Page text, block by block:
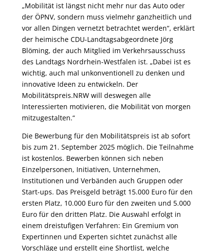
„Mobilität ist längst nicht mehr nur das Auto oder
der ÖPNV, sondern muss vielmehr ganzheitlich und
vor allen Dingen vernetzt betrachtet werden“, erklärt
der heimische CDU-Landtagsabgeordnete Jörg
Blöming, der auch Mitglied im Verkehrsausschuss
des Landtags Nordrhein-Westfalen ist. „Dabei ist es
wichtig, auch mal unkonventionell zu denken und
innovative Ideen zu entwickeln. Der
Mobilitätspreis.NRW will deswegen alle
Interessierten motivieren, die Mobilität von morgen
mitzugestalten.“
Die Bewerbung für den Mobilitätspreis ist ab sofort
bis zum 21. September 2025 möglich. Die Teilnahme
ist kostenlos. Bewerben können sich neben
Einzelpersonen, Initiativen, Unternehmen,
Institutionen und Verbänden auch Gruppen oder
Start-ups. Das Preisgeld beträgt 15.000 Euro für den
ersten Platz, 10.000 Euro für den zweiten und 5.000
Euro für den dritten Platz. Die Auswahl erfolgt in
einem dreistufigen Verfahren: Ein Gremium von
Expertinnen und Experten sichtet zunächst alle
Vorschläge und erstellt eine Shortlist, welche